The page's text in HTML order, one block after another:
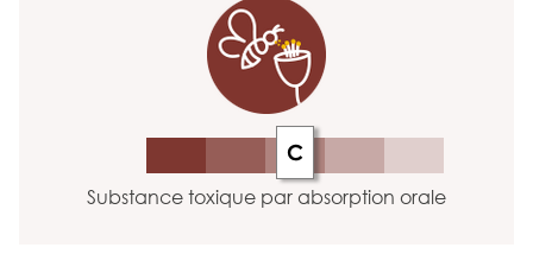
C
Substance toxique par absorption orale